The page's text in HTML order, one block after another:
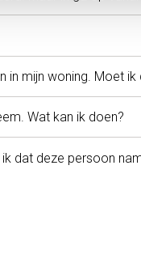
in mijn woning. Moet ik
Wat kan ik doen?
dat deze persoon